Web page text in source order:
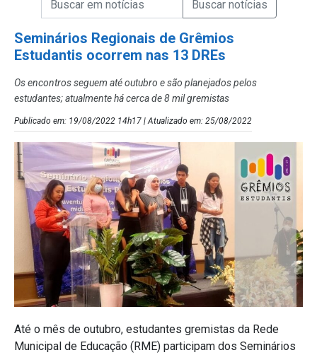
Seminários Regionais de Grêmios
Estudantis ocorrem nas 13 DREs
Os encontros seguem até outubro e são planejados pelos
estudantes; atualmente há cerca de 8 mil gremistas
Publicado em: 19/08/2022 14h17 | Atualizado em: 25/08/2022
Até o mês de outubro, estudantes gremistas da Rede
Municipal de Educação (RME) participam dos Seminários